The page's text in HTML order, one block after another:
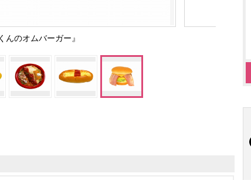
んのオムバーガー』